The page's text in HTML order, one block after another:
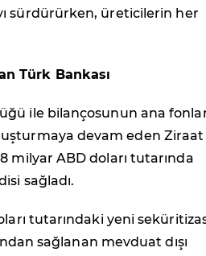
sürdürürken, üreticilerin her
Türk Bankası
ile bilançosunun ana
devam eden Ziraat
milyar ABD doları tutarında
sağladı.
tutarındaki yeni
sağlanan mevduat dışı